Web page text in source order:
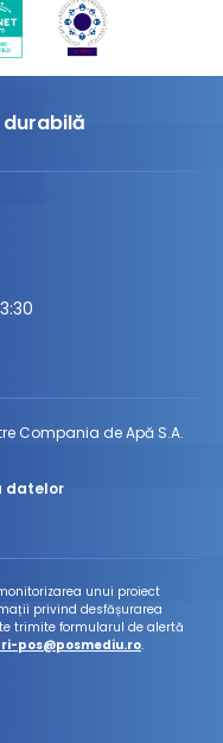
Compania de Apă S.A.
datelor
unui proiect
privind desfășurarea
trimite formularul de alertă
pos@posmediu.ro.